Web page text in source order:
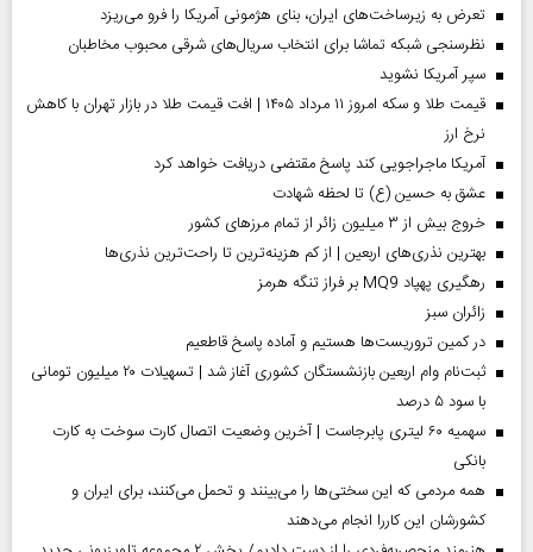
تعرض به زیرساخت‌های ایران، بنای هژمونی آمریکا را فرو می‌ریزد
نظرسنجی شبکه تماشا برای انتخاب سریال‌های شرقی محبوب مخاطبان
سپر آمریکا نشوید
قیمت طلا و سکه امروز ۱۱ مرداد ۱۴۰۵ | افت قیمت طلا در بازار تهران با کاهش
نرخ ارز
آمریکا ماجراجویی کند پاسخ مقتضی دریافت خواهد کرد
عشق به حسین (ع) تا لحظه شهادت
خروج بیش از ۳ میلیون زائر از تمام مرز‌های کشور
بهترین نذری‌های اربعین | از کم هزینه‌ترین تا راحت‌ترین نذری‌ها
رهگیری پهپاد MQ9 بر فراز تنگه هرمز
‌زائران سبز
در کمین تروریست‌ها هستیم و آماده پاسخ قاطعیم
ثبت‌نام وام اربعین بازنشستگان کشوری آغاز شد | تسهیلات ۲۰ میلیون تومانی
با سود ۵ درصد
سهمیه ۶۰ لیتری پابرجاست | آخرین وضعیت اتصال کارت سوخت به کارت
بانکی
همه مردمی که این سختی‌ها را می‌بینند و تحمل می‌کنند، برای ایران و
کشورشان این کاررا انجام می‌دهند